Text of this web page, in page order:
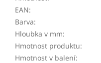
EAN:
Barva:
Hloubka v mm:
Hmotnost produktu:
Hmotnost v balení: